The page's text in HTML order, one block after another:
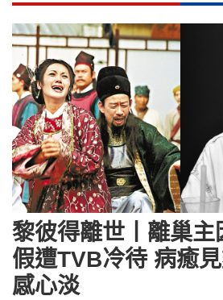
黎彼得離世丨離巢主
假遭TVB冷待 病癒
感心淡